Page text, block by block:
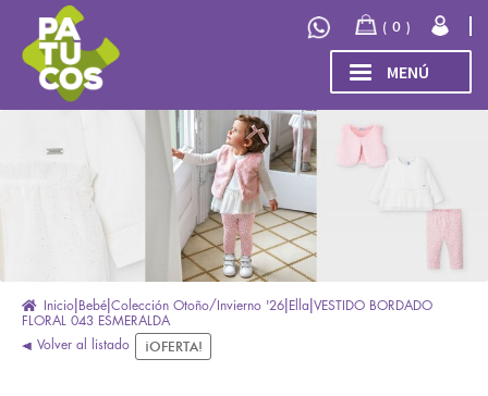
la
navegación
contenido
MENÚ
INICIO
TIENDA
menú
hijo
COLECCIÓN
INVIERNO/OTOÑO 2026
Inicio Bebé Colección Otoño/Invierno '26 Ella VESTIDO BORDADO
FLORAL 043 ESMERALDA
Volver al listado
¡OFERTA!
0